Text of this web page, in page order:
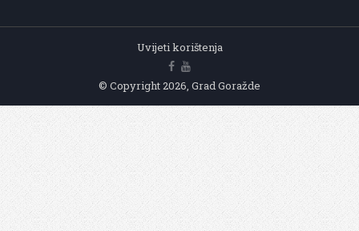
Uvijeti korištenja
© Copyright 2026, Grad Goražde